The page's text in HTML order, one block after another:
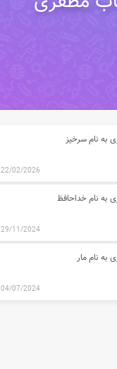
به نام سرخیز
22/02/2026
به نام خداحافظ
29/11/2024
به نام مار
04/07/2024